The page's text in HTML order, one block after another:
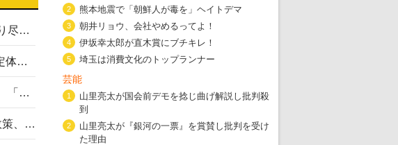
高市首相の熊本地震避難所視察は北朝鮮並みのプロパガンダだった！「至れり尽くせり」の選ばれた避難所の一方で実態は…
〈#ミサイルよりクーラーを〉は正当な批判だ！ 歴代自民党政権が避難所指定体育館へのエアコン設置を遅らせてきた客観的事実
高市首相の「休んでない」「寝てない」アピールは本当なのか 徹底検証！ 「資料読み込み」「アイロンがけ」も矛盾だらけ…
相模原事件から10年──植松死刑囚の優生思想と、安倍政権の障がい者排除政策、右派勢力の差別主義との関係を改めて問う
2 熊本地震で「朝鮮人が毒を」ヘイトデマ
3 朝井リョウ、会社やめるってよ！
4 伊坂幸太郎が直木賞にブチキレ！
5 埼玉は消費文化のトップランナー
芸能
1
山里亮太が国会前デモを捻じ曲げ解説し批判殺
到
2
山里亮太が『銀河の一票』を賞賛し批判を受け
た理由